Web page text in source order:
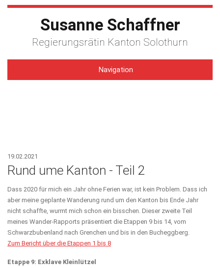
Susanne Schaffner
Regierungsrätin Kanton Solothurn
Navigation
19.02.2021
Rund ume Kanton - Teil 2
Dass 2020 für mich ein Jahr ohne Ferien war, ist kein Problem. Dass ich
aber meine geplante Wanderung rund um den Kanton bis Ende Jahr
nicht schaffte, wurmt mich schon ein bisschen. Dieser zweite Teil
meines Wander-Rapports präsentiert die Etappen 9 bis 14, vom
Schwarzbubenland nach Grenchen und bis in den Bucheggberg.
Zum Bericht über die Etappen 1 bis 8
Etappe 9: Exklave Kleinlützel